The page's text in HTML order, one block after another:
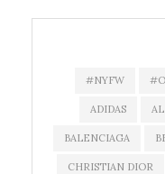
#NYFW
ADIDAS
BALENCIAGA
CHRISTIAN DIOR